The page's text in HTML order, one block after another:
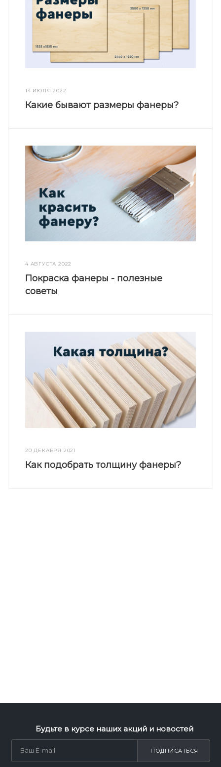
14 ИЮЛЯ 2022
Какие бывают размеры фанеры?
4 АВГУСТА 2022
Покраска фанеры - полезные
советы
20 ДЕКАБРЯ 2021
Как подобрать толщину фанеры?
Будьте в курсе наших акций и новостей
ПОДПИСАТЬСЯ